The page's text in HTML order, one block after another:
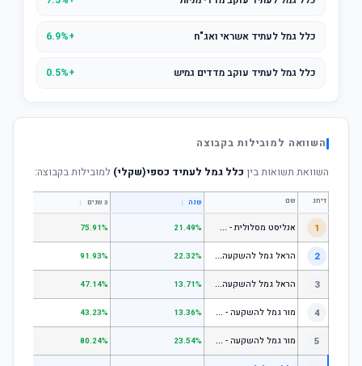
כלל גמל לעתיד אשראי ואג"ח +6.9%
כלל גמל לעתיד עוקב מדדים גמיש +0.5%
השוואה למובילות בקבוצה
השוואת תשואות בין כלל גמל לעתיד כספי(שקלי) למובילות בקבוצה:
דירוג שם שנה ↕ 3 שנים ↕
1 א
נליסט מסלולית - קופת גמל להשקעה מניות 21.49%
75.91%
2 ה
ראל גמל להשקעה מניות 22.32%
91.93%
3 ה
ראל גמל להשקעה כללי 13.71%
47.14%
4 מ
ור גמל להשקעה - כללי 13.36%
43.23%
5 מ
ור גמל להשקעה - מניות 23.54%
80.24%